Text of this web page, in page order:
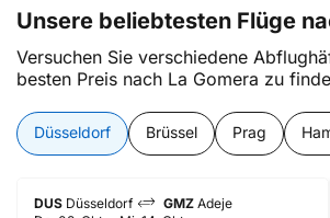
Unsere beliebtesten Flüge
Versuchen Sie verschiedene
besten Preis nach La Gomera zu
Düsseldorf Brüssel Prag
DUS Düsseldorf GMZ Adeje